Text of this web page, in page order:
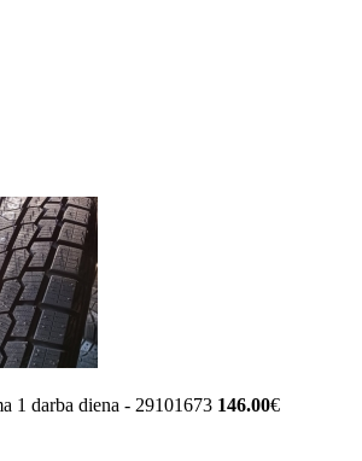
1 darba diena - 29101673 146.00€